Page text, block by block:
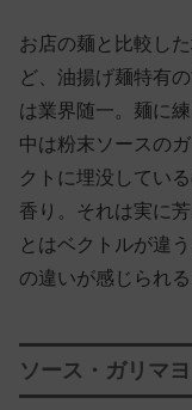
お店の麺と比較し
ど、油揚げ麺特有
は業界随一。麺に
中は粉末ソースの
クトに埋没してい
香り。それは実に
とはベクトルが違
の違いが感じられる
ソース・ガリマヨ